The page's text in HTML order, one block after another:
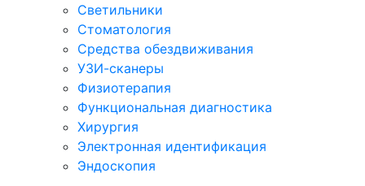
Светильники
Стоматология
Средства обездвиживания
УЗИ-сканеры
Физиотерапия
Функциональная диагностика
Хирургия
Электронная идентификация
Эндоскопия